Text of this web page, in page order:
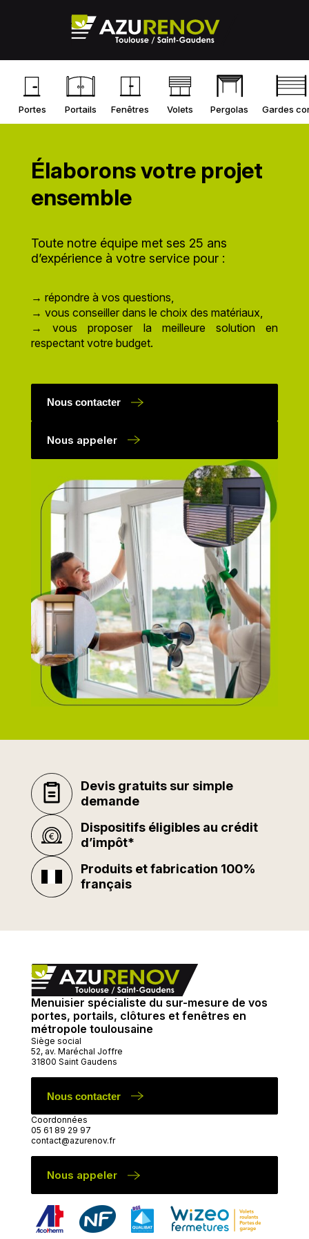
Portes Portails Fenêtres Volets Pergolas Gardes
Élaborons votre projet
ensemble
Toute notre équipe met ses 25 ans
d’expérience à votre service pour :
→ répondre à vos questions,
→ vous conseiller dans le choix des matériaux,
→ vous proposer la meilleure solution en
respectant votre budget.
Nous contacter
Nous appeler
Devis gratuits sur simple
demande
Dispositifs éligibles au crédit
d’impôt*
Produits et fabrication 100%
français
Menuisier spécialiste du sur-mesure de vos
portes, portails, clôtures et fenêtres en
métropole toulousaine
Siège social
52, av. Maréchal Joffre
31800 Saint Gaudens
Nous contacter
Coordonnées
05 61 89 29 97
contact@azurenov.fr
Nous appeler